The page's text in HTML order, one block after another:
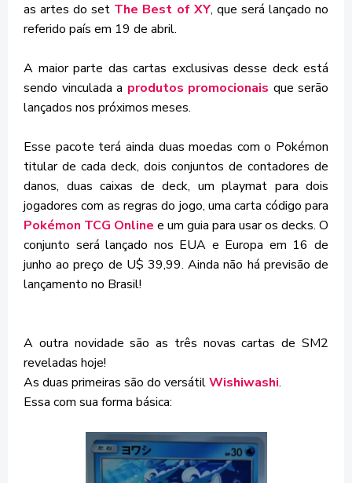
as artes do set The Best of XY, que será lançado no
referido país em 19 de abril.
A maior parte das cartas exclusivas desse deck está
sendo vinculada a produtos promocionais que serão
lançados nos próximos meses.
Esse pacote terá ainda duas moedas com o Pokémon
titular de cada deck, dois conjuntos de contadores de
danos, duas caixas de deck, um playmat para dois
jogadores com as regras do jogo, uma carta código para
Pokémon TCG Online e um guia para usar os decks. O
conjunto será lançado nos EUA e Europa em 16 de
junho ao preço de U$ 39,99. Ainda não há previsão de
lançamento no Brasil!
A outra novidade são as três novas cartas de SM2
reveladas hoje!
As duas primeiras são do versátilWishiwashi.
Essa com sua forma básica: